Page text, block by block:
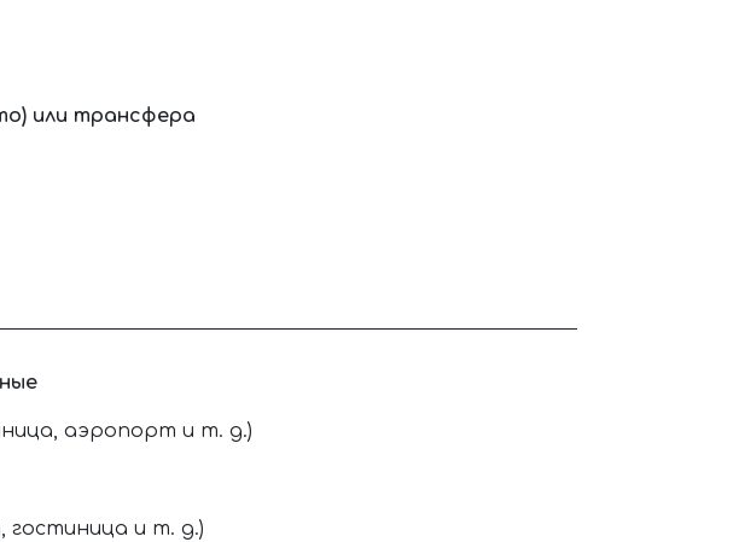
или трансфера
аэропорт и т. д.)
гостиница и т. д.)